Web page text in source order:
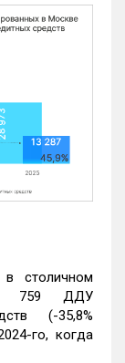
столичном
36 759 ДДУ
(-35,8%
го, когда